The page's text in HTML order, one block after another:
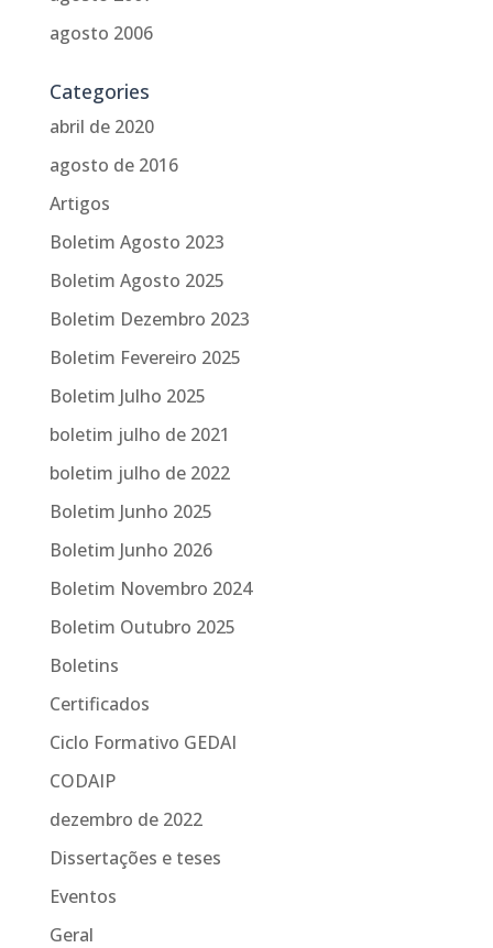
agosto 2006
Categories
abril de 2020
agosto de 2016
Artigos
Boletim Agosto 2023
Boletim Agosto 2025
Boletim Dezembro 2023
Boletim Fevereiro 2025
Boletim Julho 2025
boletim julho de 2021
boletim julho de 2022
Boletim Junho 2025
Boletim Junho 2026
Boletim Novembro 2024
Boletim Outubro 2025
Boletins
Certificados
Ciclo Formativo GEDAI
CODAIP
dezembro de 2022
Dissertações e teses
Eventos
Geral